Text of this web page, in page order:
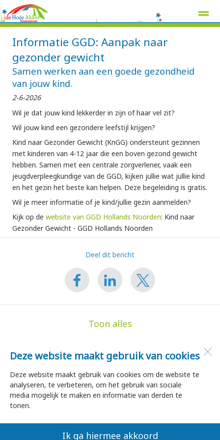
Home Zoeken Nieuws
Deze website maakt gebruik van cookies
Deze website maakt gebruik van cookies om de website te
analyseren, te verbeteren, om het gebruik van sociale
media mogelijk te maken en informatie van derden te
tonen.
Ik ga hiermee akkoord
Informatie GGD: Aanpak naar
gezonder gewicht
Samen werken aan een goede gezondheid
van jouw kind.
2-6-2026
Wil je dat jouw kind lekkerder in zijn of haar vel zit?
Wil jouw kind een gezondere leefstijl krijgen?
Kind naar Gezonder Gewicht (KnGG) ondersteunt gezinnen
met kinderen van 4-12 jaar die een boven gezond gewicht
hebben. Samen met een centrale zorgverlener, vaak een
jeugdverpleegkundige van de GGD, kijken jullie wat jullie kind
en het gezin het beste kan helpen. Deze begeleiding is gratis.
Wil je meer informatie of je kind/jullie gezin aanmelden?
Kijk op de website van GGD Hollands Noorden: Kind naar
Gezonder Gewicht - GGD Hollands Noorden
Deel dit bericht
Toon alles
de Hoge Akker
1747 HA Tuitjenhorn